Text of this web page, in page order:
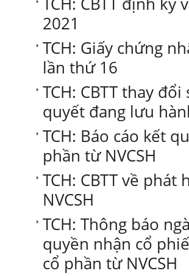
2021
TCH: Giấy chứng
lần thứ 16
TCH: CBTT thay
quyết đang lưu
TCH: Báo cáo kết
phần từ NVCSH
TCH: CBTT về
NVCSH
TCH: Thông báo
quyền nhận cổ
cổ phần từ NVCSH